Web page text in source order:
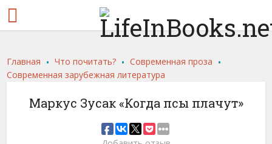
Главная .Что почитать? .Современная проза .
Современная зарубежная литература
Маркус Зусак «Когда псы плачут»